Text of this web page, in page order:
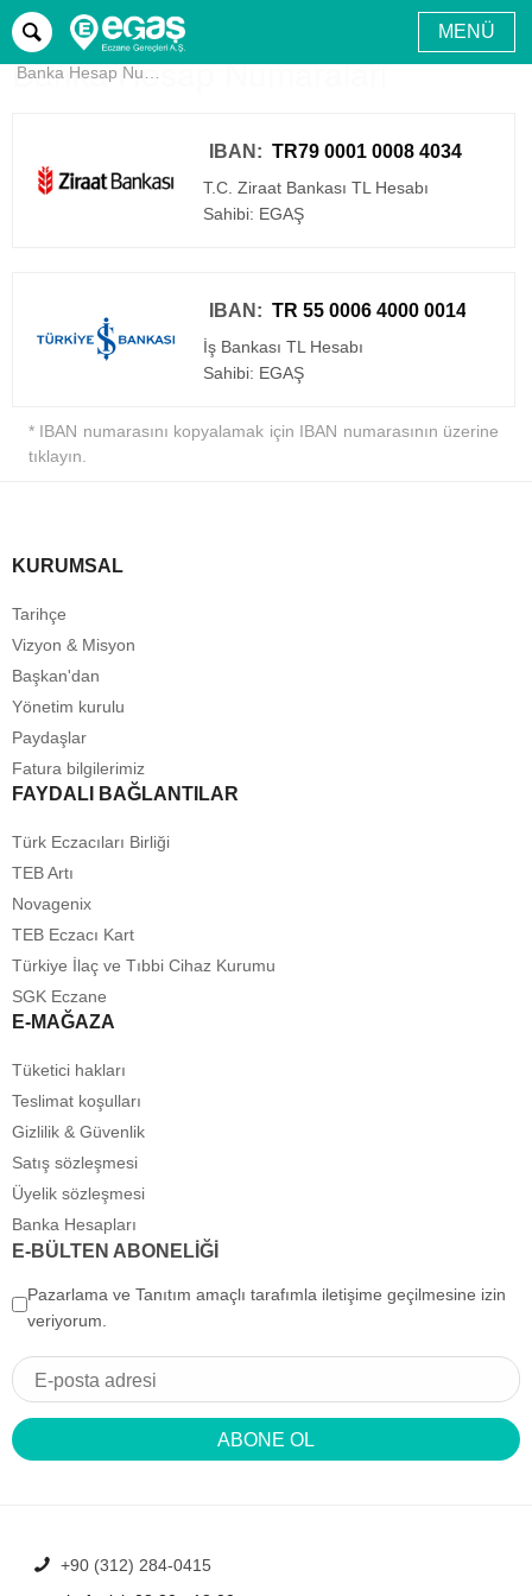
Home page Help
MENÜ
Banka Hesap Numaraları
IBAN:
T.C. Ziraat Bankası TL Hesabı
Sahibi: EGAŞ
IBAN:
İş Bankası TL Hesabı
Sahibi: EGAŞ
* IBAN numarasını kopyalamak için IBAN numarasının üzerine
tıklayın.
KURUMSAL
Tarihçe
Vizyon & Misyon
Başkan'dan
Yönetim kurulu
Paydaşlar
Fatura bilgilerimiz
FAYDALI BAĞLANTILAR
Türk Eczacıları Birliği
TEB Artı
Novagenix
TEB Eczacı Kart
Türkiye İlaç ve Tıbbi Cihaz Kurumu
SGK Eczane
E-MAĞAZA
Tüketici hakları
Teslimat koşulları
Gizlilik & Güvenlik
Satış sözleşmesi
Üyelik sözleşmesi
Banka Hesapları
E-BÜLTEN ABONELİĞİ
Pazarlama ve Tanıtım amaçlı tarafımla iletişime geçilmesine izin
veriyorum.
ABONE OL
+90 (312) 284-0415